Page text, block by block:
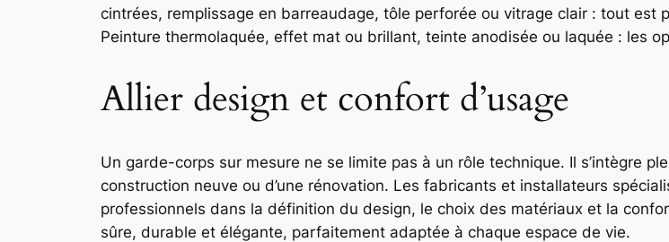
cintrées, remplissage en barreaudage, tôle perforée ou vitrage clair : tout est
Peinture thermolaquée, effet mat ou brillant, teinte anodisée ou laquée : les
Allier design et confort d’usage
Un garde-corps sur mesure ne se limite pas à un rôle technique. Il s’intègre
construction neuve ou d’une rénovation. Les fabricants et installateurs
professionnels dans la définition du design, le choix des matériaux et la
sûre, durable et élégante, parfaitement adaptée à chaque espace de vie.